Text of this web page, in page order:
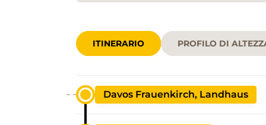
ITINERARIO PROFILO DI
Davos Frauenkirch, Landhaus